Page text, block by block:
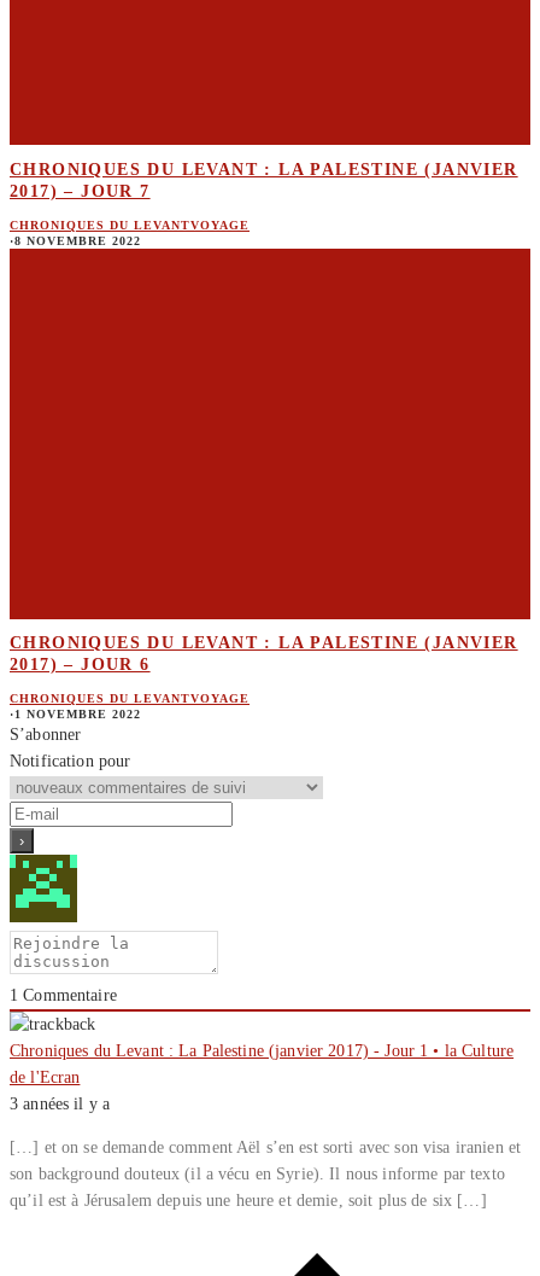
CHRONIQUES DU LEVANT : LA PALESTINE (JANVIER
2017) – JOUR 7
CHRONIQUES DU LEVANTVOYAGE
·8 NOVEMBRE 2022
CHRONIQUES DU LEVANT : LA PALESTINE (JANVIER
2017) – JOUR 6
CHRONIQUES DU LEVANTVOYAGE
·1 NOVEMBRE 2022
S’abonner
Notification pour
1 Commentaire
Chroniques du Levant : La Palestine (janvier 2017) - Jour 1 • la Culture
de l'Ecran
3 années il y a
[…] et on se demande comment Aël s’en est sorti avec son visa iranien et
son background douteux (il a vécu en Syrie). Il nous informe par texto
qu’il est à Jérusalem depuis une heure et demie, soit plus de six […]